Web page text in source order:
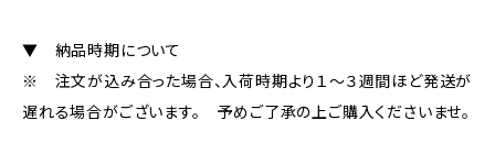
▼ 納品時期について
※ 注文が込み合った場合、入荷時期より１～３週間ほど発送が
遅れる場合がございます。 予めご了承の上ご購入くださいませ。